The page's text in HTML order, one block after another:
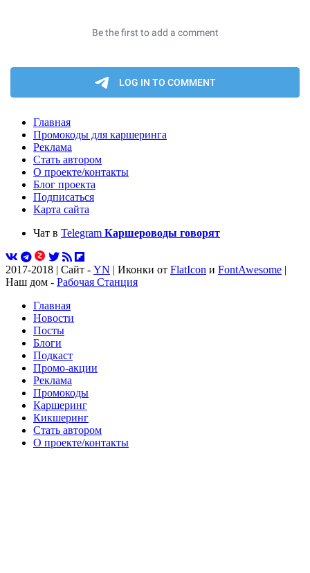
Главная
Промокоды для каршеринга
Реклама
Стать автором
О проекте/контакты
Блог проекта
Подписаться
Карта сайта
Чат в Telegram Каршероводы говорят
2017-2018 | Сайт - YN | Иконки от FlatIcon и FontAwesome |
Наш дом - Рабочая Станция
Главная
Новости
Посты
Блоги
Подкаст
Промо-акции
Реклама
Промокоды
Каршеринг
Кикшеринг
Стать автором
О проекте/контакты